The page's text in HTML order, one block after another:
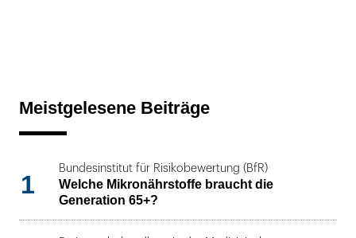
Meistgelesene Beiträge
1
Bundesinstitut für Risikobewertung (BfR)
Welche Mikronährstoffe braucht die
Generation 65+?